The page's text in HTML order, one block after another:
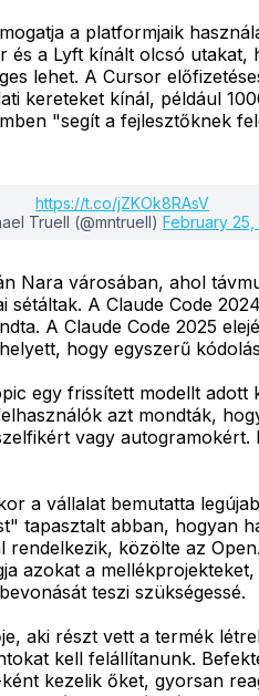
a platformjaik
a Lyft kínált olcsó
lehet. A Cursor
kereteket kínál, például
"segít a fejlesztőknek
https://t.co/jZKOk8RAsV
Truell (@mntruell) February 25,
Nara városában, ahol
A Claude Code
A Claude Code 2025
hogy egyszerű
egy frissített modellt
azt mondták,
vagy
a vállalat bemutatta
tapasztalt abban, hogyan
közölte az
azokat a
teszi szükségessé.
aki részt vett a termék
kell felállítanunk.
kezelik őket, gyorsan